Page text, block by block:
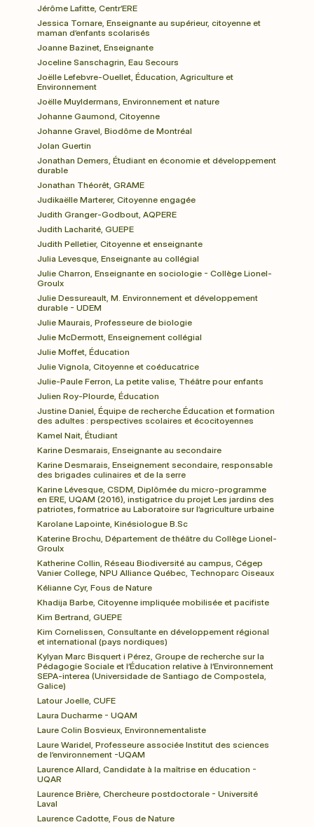
Jérôme Lafitte, Centr’ERE
Jessica Tornare, Enseignante au supérieur, citoyenne et
maman d’enfants scolarisés
Joanne Bazinet, Enseignante
Joceline Sanschagrin, Eau Secours
Joëlle Lefebvre-Ouellet, Éducation, Agriculture et
Environnement
Joëlle Muyldermans, Environnement et nature
Johanne Gaumond, Citoyenne
Johanne Gravel, Biodôme de Montréal
Jolan Guertin
Jonathan Demers, Étudiant en économie et développement
durable
Jonathan Théorêt, GRAME
Judikaëlle Marterer, Citoyenne engagée
Judith Granger-Godbout, AQPERE
Judith Lacharité, GUEPE
Judith Pelletier, Citoyenne et enseignante
Julia Levesque, Enseignante au collégial
Julie Charron, Enseignante en sociologie - Collège Lionel-
Groulx
Julie Dessureault, M. Environnement et développement
durable - UDEM
Julie Maurais, Professeure de biologie
Julie McDermott, Enseignement collégial
Julie Moffet, Éducation
Julie Vignola, Citoyenne et coéducatrice
Julie-Paule Ferron, La petite valise, Théâtre pour enfants
Julien Roy-Plourde, Éducation
Justine Daniel, Équipe de recherche Éducation et formation
des adultes : perspectives scolaires et écocitoyennes
Kamel Nait, Étudiant
Karine Desmarais, Enseignante au secondaire
Karine Desmarais, Enseignement secondaire, responsable
des brigades culinaires et de la serre
Karine Lévesque, CSDM, Diplômée du micro-programme
en ERE, UQAM (2016), instigatrice du projet Les jardins des
patriotes, formatrice au Laboratoire sur l’agriculture urbaine
Karolane Lapointe, Kinésiologue B.Sc
Katerine Brochu, Département de théâtre du Collège Lionel-
Groulx
Katherine Collin, Réseau Biodiversité au campus, Cégep
Vanier College, NPU Alliance Québec, Technoparc Oiseaux
Kélianne Cyr, Fous de Nature
Khadija Barbe, Citoyenne impliquée mobilisée et pacifiste
Kim Bertrand, GUEPE
Kim Cornelissen, Consultante en développement régional
et international (pays nordiques)
Kylyan Marc Bisquert i Pérez, Groupe de recherche sur la
Pédagogie Sociale et l’Éducation relative à l’Environnement
SEPA-interea (Universidade de Santiago de Compostela,
Galice)
Latour Joelle, CUFE
Laura Ducharme - UQAM
Laure Colin Bosvieux, Environnementaliste
Laure Waridel, Professeure associée Institut des sciences
de l’environnement -UQAM
Laurence Allard, Candidate à la maîtrise en éducation -
UQAR
Laurence Brière, Chercheure postdoctorale - Université
Laval
Laurence Cadotte, Fous de Nature